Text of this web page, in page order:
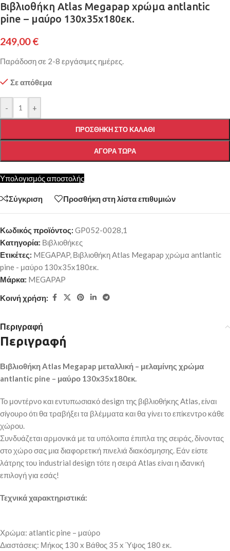
Βιβλιοθήκη Atlas Megapap χρώμα antlantic
pine – μαύρο 130x35x180εκ.
249,00€
Παράδοση σε 2-8 εργάσιμες ημέρες.
Σε απόθεμα
- +
ΠΡΟΣΘΉΚΗ ΣΤΟ ΚΑΛΆΘΙ
ΑΓΟΡΆ ΤΏΡΑ
Υπολογισμός αποστολής
Σύγκριση Προσθήκη στη λίστα επιθυμιών
Κωδικός προϊόντος: GP052-0028,1
Κατηγορία: Βιβλιοθήκες
Ετικέτες: MEGAPAP, Βιβλιοθήκη Atlas Megapap χρώμα antlantic
pine - μαύρο 130x35x180εκ.
Μάρκα: MEGAPAP
Κοινή χρήση:
Περιγραφή
Περιγραφή
Βιβλιοθήκη Atlas Megapap μεταλλική – μελαμίνης χρώμα
antlantic pine – μαύρο 130x35x180εκ.
Το μοντέρνο και εντυπωσιακό design της βιβλιοθήκης Atlas, είναι
σίγουρο ότι θα τραβήξει τα βλέμματα και θα γίνει το επίκεντρο κάθε
χώρου.
Συνδυάζεται αρμονικά με τα υπόλοιπα έπιπλα της σειράς, δίνοντας
στο χώρο σας μια διαφορετική πινελιά διακόσμησης. Εάν είστε
λάτρης του industrial design τότε η σειρά Atlas είναι η ιδανική
επιλογή για εσάς!
Τεχνικά χαρακτηριστικά:
Χρώμα: atlantic pine – μαύρο
Διαστάσεις: Μήκος 130 x Βάθος 35 x Ύψος 180 εκ.